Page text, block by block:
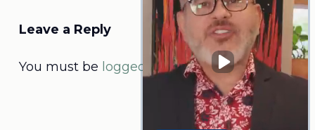
Leave a Reply
You must be logged into post a comment.